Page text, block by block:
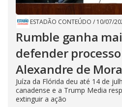
ESTADÃO CONTEÚDO / 10/07/
Rumble ganha
defender
Alexandre de
Juíza da Flórida deu até 14 de
canadense e a Trump Media
extinguir a ação